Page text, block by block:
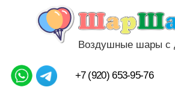
Воздушные шары с доставкой
Приём заказов с 10 до 21